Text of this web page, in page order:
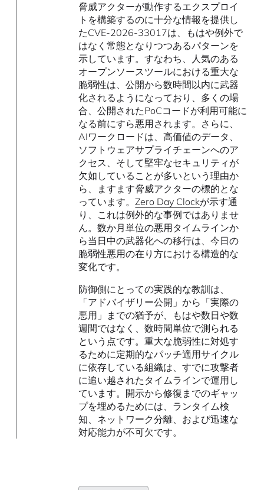
脅威アクターが動作するエクスプロイ
トを構築するのに十分な情報を提供し
たCVE-2026-33017は、もはや例外で
はなく常態となりつつあるパターンを
示しています。すなわち、人気のある
オープンソースツールにおける重大な
脆弱性は、公開から数時間以内に武器
化されるようになっており、多くの場
合、公開されたPoCコードが利用可能に
なる前にすら悪用されます。さらに、
AIワークロードは、高価値のデータ、
ソフトウェアサプライチェーンへのア
クセス、そして堅牢なセキュリティが
欠如していることが多いという理由か
ら、ますます脅威アクターの標的とな
っています。Zero Day Clockが示す通
り、これは例外的な事例ではありませ
ん。数か月単位の悪用タイムラインか
ら当日中の武器化への移行は、今日の
脆弱性悪用の在り方における構造的な
変化です。
防御側にとっての実践的な教訓は、
「アドバイザリー公開」から「実際の
悪用」までの猶予が、もはや数日や数
週間ではなく、数時間単位で測られる
という点です。重大な脆弱性に対処す
るために定期的なパッチ適用サイクル
に依存している組織は、すでに攻撃者
に追い越されたタイムラインで運用し
ています。開示から修復までのギャッ
プを埋めるためには、ランタイム検
知、ネットワーク分離、および迅速な
対応能力が不可欠です。